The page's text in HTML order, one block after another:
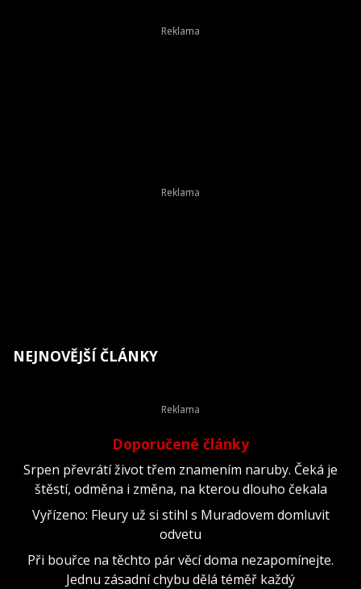
NEJNOVĚJŠÍ ČLÁNKY
Doporučené články
Srpen převrátí život třem znamením naruby. Čeká je
štěstí, odměna i změna, na kterou dlouho čekala
Vyřízeno: Fleury už si stihl s Muradovem domluvit
odvetu
Při bouřce na těchto pár věcí doma nezapomínejte.
Jednu zásadní chybu dělá téměř každý